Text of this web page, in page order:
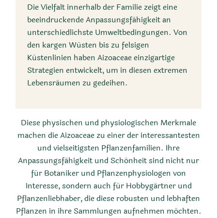
Die Vielfalt innerhalb der Familie zeigt eine
beeindruckende Anpassungsfähigkeit an
unterschiedlichste Umweltbedingungen. Von
den kargen Wüsten bis zu felsigen
Küstenlinien haben Aizoaceae einzigartige
Strategien entwickelt, um in diesen extremen
Lebensräumen zu gedeihen.
Diese physischen und physiologischen Merkmale
machen die Aizoaceae zu einer der interessantesten
und vielseitigsten Pflanzenfamilien. Ihre
Anpassungsfähigkeit und Schönheit sind nicht nur
für Botaniker und Pflanzenphysiologen von
Interesse, sondern auch für Hobbygärtner und
Pflanzenliebhaber, die diese robusten und lebhaften
Pflanzen in ihre Sammlungen aufnehmen möchten.